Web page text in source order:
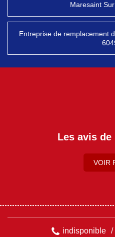
Maresaint
Entreprise de remplacement
Les avis
VOIR
indisponible /